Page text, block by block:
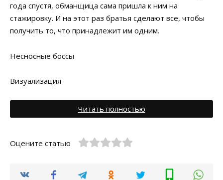
года спустя, обманщица сама пришла к ним на
стажировку. И на этот раз братья сделают все, чтобы
получить то, что принадлежит им одним.
Несносные боссы
Визуализация
Читать полностью
Оцените статью